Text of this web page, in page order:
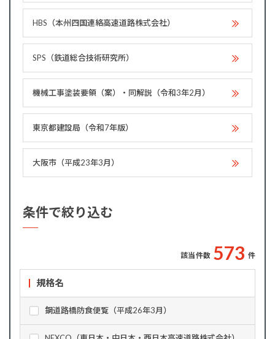
HBS（本州四国連絡高速道路株式会社）
SPS（鉄道総合技術研究所）
機械工事塗装要領（案）・同解説（令和3年2月）
東京都建設局（令和7年版）
大阪市（平成23年3月）
条件で絞り込む
該当件数 573 件
規格名
鋼道路橋防食便覧（平成26年3月）